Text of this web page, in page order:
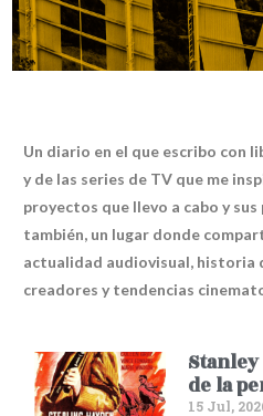
Un diario en el que escribo con
y de las series de TV que me
proyectos que llevo a cabo y
también, un lugar donde
actualidad audiovisual, historia
creadores y tendencias
de la
15 Jul,